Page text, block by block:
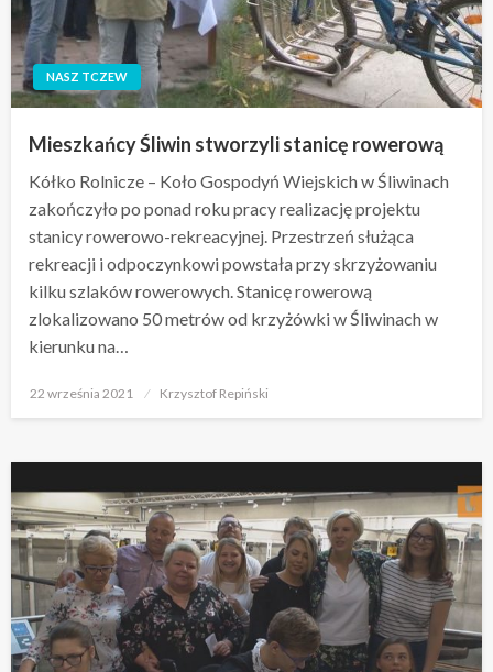
NASZ TCZEW
Mieszkańcy Śliwin stworzyli stanicę rowerową
Kółko Rolnicze – Koło Gospodyń Wiejskich w Śliwinach
zakończyło po ponad roku pracy realizację projektu
stanicy rowerowo-rekreacyjnej. Przestrzeń służąca
rekreacji i odpoczynkowi powstała przy skrzyżowaniu
kilku szlaków rowerowych. Stanicę rowerową
zlokalizowano 50 metrów od krzyżówki w Śliwinach w
kierunku na…
Opublikowane
22 września 2021 Krzysztof Repiński